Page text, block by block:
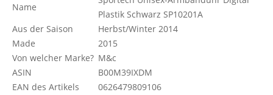
Name
Plastik Schwarz SP10201A
Aus der Saison
Herbst/Winter 2014
Made
2015
Von welcher Marke? M&c
ASIN
B00M39IXDM
EAN des Artikels
0626479809106